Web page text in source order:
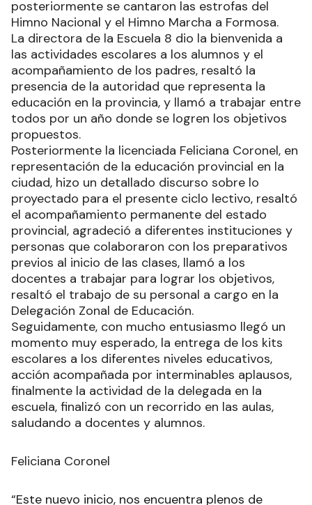
posteriormente se cantaron las estrofas del
Himno Nacional y el Himno Marcha a Formosa.
La directora de la Escuela 8 dio la bienvenida a
las actividades escolares a los alumnos y el
acompañamiento de los padres, resaltó la
presencia de la autoridad que representa la
educación en la provincia, y llamó a trabajar entre
todos por un año donde se logren los objetivos
propuestos.
Posteriormente la licenciada Feliciana Coronel, en
representación de la educación provincial en la
ciudad, hizo un detallado discurso sobre lo
proyectado para el presente ciclo lectivo, resaltó
el acompañamiento permanente del estado
provincial, agradeció a diferentes instituciones y
personas que colaboraron con los preparativos
previos al inicio de las clases, llamó a los
docentes a trabajar para lograr los objetivos,
resaltó el trabajo de su personal a cargo en la
Delegación Zonal de Educación.
Seguidamente, con mucho entusiasmo llegó un
momento muy esperado, la entrega de los kits
escolares a los diferentes niveles educativos,
acción acompañada por interminables aplausos,
finalmente la actividad de la delegada en la
escuela, finalizó con un recorrido en las aulas,
saludando a docentes y alumnos.
Feliciana Coronel
“Este nuevo inicio, nos encuentra plenos de